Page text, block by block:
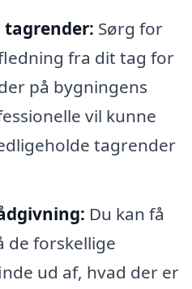
Sørg for
fra dit tag for
på bygningens
vil kunne
tagrender
Du kan få
forskellige
ud af, hvad der er